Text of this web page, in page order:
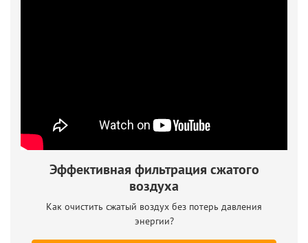
Эффективная фильтрация сжатого
воздуха
Как очистить сжатый воздух без потерь давления
энергии?